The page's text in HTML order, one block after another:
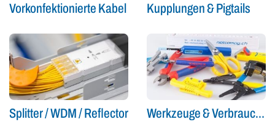
Vorkonfektionierte Kabel Kupplungen & Pigtails
Splitter / WDM / Reflector Werkzeuge & Verbrauchsmaterial